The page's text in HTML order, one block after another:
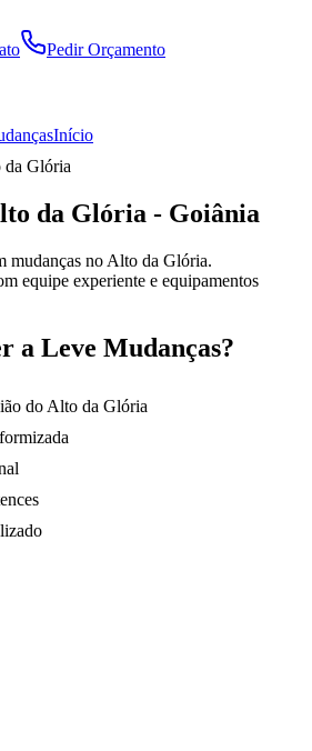
Pedir Orçamento
Início
da Glória
da Glória - Goiânia
mudanças no Alto da Glória.
equipe experiente e equipamentos
a Leve Mudanças?
do Alto da Glória